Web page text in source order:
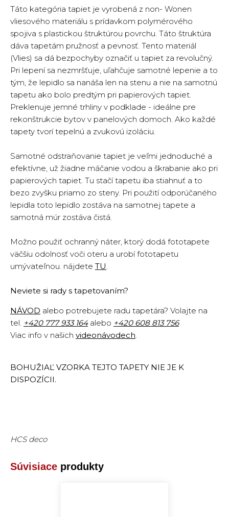
Táto kategória tapiet je vyrobená z non- Wonen
vliesového materiálu s prídavkom polymérového
spojiva s plastickou štruktúrou povrchu. Táto štruktúra
dáva tapetám pružnosť a pevnosť. Tento materiál
(Vlies) sa dá bezpochyby označiť u tapiet za revolučný.
Pri lepení sa nezmršťuje, uľahčuje samotné lepenie a to
tým, že lepidlo sa nanáša len na stenu a nie na samotnú
tapetu ako bolo predtým pri papierových tapiet.
Preklenuje jemné trhliny v podklade - ideálne pre
rekonštrukcie bytov v panelových domoch. Ako každé
tapety tvorí tepelnú a zvukovú izoláciu.
Samotné odstraňovanie tapiet je veľmi jednoduché a
efektívne, už žiadne máčanie vodou a škrabanie ako pri
papierových tapiet. Tu stačí tapetu iba stiahnuť a to
bezo zvyšku priamo zo steny. Pri použití odporúčaného
lepidla toto lepidlo zostáva na samotnej tapete a
samotná múr zostáva čistá.
Možno použiť ochranný náter, ktorý dodá fototapete
väčšiu odolnosť voči oteru a urobí fototapetu
umývateľnou. nájdete TU.
Neviete si rady s tapetovaním?
NÁVOD alebo potrebujete radu tapetára? Volajte na
tel. +420 777 933 164alebo +420 608 813 756
Viac info v našich videonávodech.
BOHUŽIAĽ VZORKA TEJTO TAPETY NIE JE K
DISPOZÍCII.
HCS deco
Súvisiace produkty